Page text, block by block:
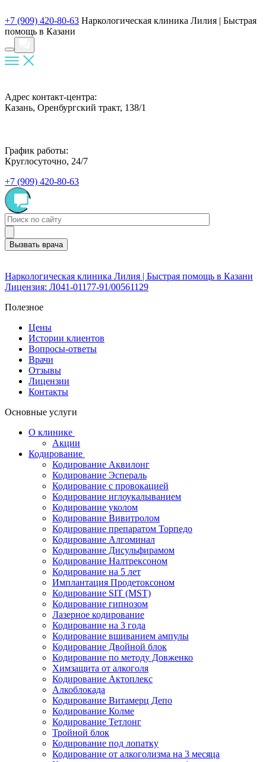
+7 (909) 420-80-63 Наркологическая клиника Лилия | Быстрая
помощь в Казани
Адрес контакт-центра:
Казань, Оренбургский тракт, 138/1
График работы:
Круглосуточно, 24/7
+7 (909) 420-80-63
Вызвать врача
Наркологическая клиника Лилия | Быстрая помощь в Казани
Лицензия: Л041-01177-91/00561129
Полезное
Цены
Истории клиентов
Вопросы-ответы
Врачи
Отзывы
Лицензии
Контакты
Основные услуги
О клинике
Акции
Кодирование
Кодирование Аквилонг
Кодирование Эспераль
Кодирование с провокацией
Кодирование иглоукалыванием
Кодирование уколом
Кодирование Вивитролом
Кодирование препаратом Торпедо
Кодирование Алгоминал
Кодирование Дисульфирамом
Кодирование Налтрексоном
Кодирование на 5 лет
Имплантация Продетоксоном
Кодирование SIT (MST)
Кодирование гипнозом
Лазерное кодирование
Кодирование на 3 года
Кодирование вшиванием ампулы
Кодирование Двойной блок
Кодирование по методу Довженко
Химзащита от алкоголя
Кодирование Актоплекс
Алкоблокада
Кодирование Витамерц Депо
Кодирование Колме
Кодирование Тетлонг
Тройной блок
Кодирование под лопатку
Кодирование от алкоголизма на 3 месяца